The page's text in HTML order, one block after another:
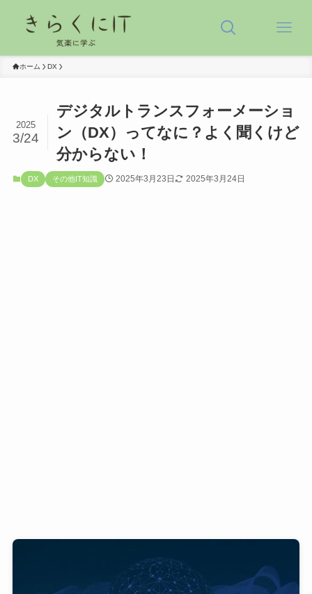
ホーム DX
デジタルトランスフォーメーショ
ン（DX）ってなに？よく聞くけど
分からない！
2025
3/24
DX その他IT知識 2025年3月23日 2025年3月24日